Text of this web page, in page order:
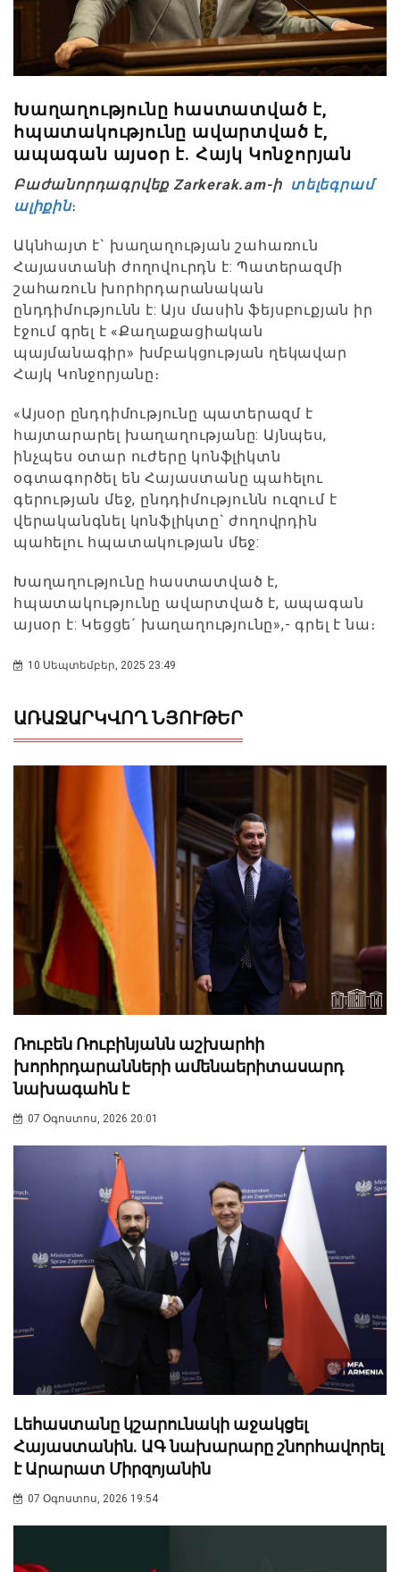
Խաղաղությունը հաստատված է,
հպատակությունը ավարտված է,
ապագան այսօր է. Հայկ Կոնջորյան
Բաժանորդագրվեք Zarkerak.am-ի տելեգրամ
ալիքին։
Ակնհայտ է` խաղաղության շահառուն
Հայաստանի ժողովուրդն է: Պատերազմի
շահառուն խորհրդարանական
ընդդիմությունն է: Այս մասին ֆեյսբուքյան իր
էջում գրել է «Քաղաքացիական
պայմանագիր» խմբակցության ղեկավար
Հայկ Կոնջորյանը։
«Այսօր ընդդիմությունը պատերազմ է
հայտարարել խաղաղությանը: Այնպես,
ինչպես օտար ուժերը կոնֆլիկտն
օգտագործել են Հայաստանը պահելու
գերության մեջ, ընդդիմությունն ուզում է
վերականգնել կոնֆլիկտը` ժողովրդին
պահելու հպատակության մեջ:
Խաղաղությունը հաստատված է,
հպատակությունը ավարտված է, ապագան
այսօր է: Կեցցե´ խաղաղությունը»,- գրել է նա։
10 Սեպտեմբեր, 2025 23:49
ԱՌԱՋԱՐԿՎՈՂ ՆՅՈՒԹԵՐ
Ռուբեն Ռուբինյանն աշխարհի
խորհրդարանների ամենաերիտասարդ
նախագահն է
07 Օգոստոս, 2026 20:01
Լեհաստանը կշարունակի աջակցել
Հայաստանին. ԱԳ նախարարը շնորհավորել
է Արարատ Միրզոյանին
07 Օգոստոս, 2026 19:54